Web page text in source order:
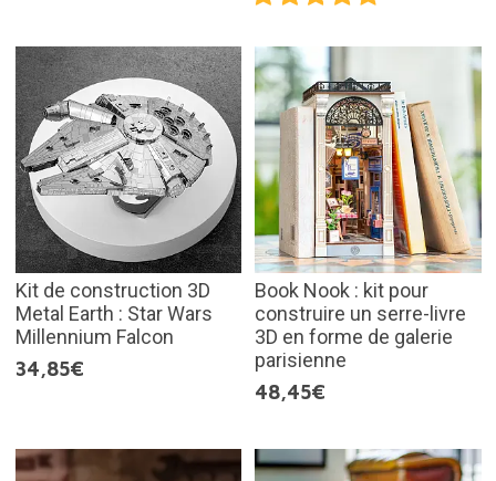
Kit de construction 3D
Metal Earth : Star Wars
Millennium Falcon
34,85€
Book Nook : kit pour
construire un serre-livre
3D en forme de galerie
parisienne
48,45€